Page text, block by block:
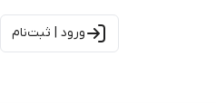
ورود | ثبت‌نام